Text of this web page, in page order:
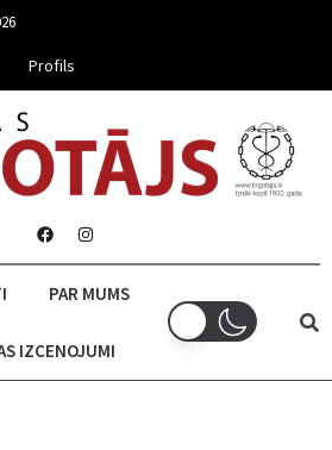
Profils
PAR MUMS
IZCENOJUMI